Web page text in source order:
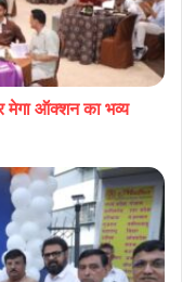
मेगा ऑक्शन का भव्य